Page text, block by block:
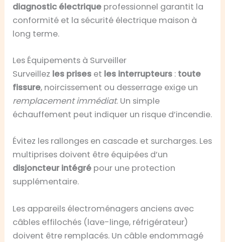
diagnostic électrique professionnel garantit la
conformité et la sécurité électrique maison à
long terme.
Les Équipements à Surveiller
Surveillez les prises et les interrupteurs : toute
fissure, noircissement ou desserrage exige un
remplacement immédiat. Un simple
échauffement peut indiquer un risque d’incendie.
Évitez les rallonges en cascade et surcharges. Les
multiprises doivent être équipées d’un
disjoncteur intégré pour une protection
supplémentaire.
Les appareils électroménagers anciens avec
câbles effilochés (lave-linge, réfrigérateur)
doivent être remplacés. Un câble endommagé